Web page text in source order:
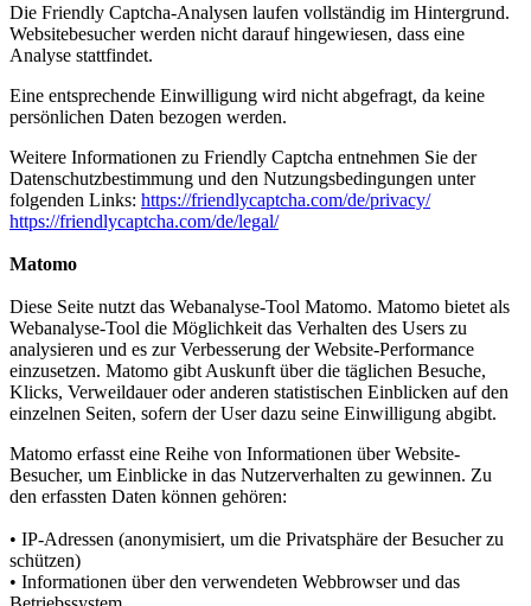
Die Friendly Captcha-Analysen laufen vollständig im Hintergrund.
Websitebesucher werden nicht darauf hingewiesen, dass eine
Analyse stattfindet.
Eine entsprechende Einwilligung wird nicht abgefragt, da keine
persönlichen Daten bezogen werden.
Weitere Informationen zu Friendly Captcha entnehmen Sie der
Datenschutzbestimmung und den Nutzungsbedingungen unter
folgenden Links: https://friendlycaptcha.com/de/privacy/
https://friendlycaptcha.com/de/legal/
Matomo
Diese Seite nutzt das Webanalyse-Tool Matomo. Matomo bietet als
Webanalyse-Tool die Möglichkeit das Verhalten des Users zu
analysieren und es zur Verbesserung der Website-Performance
einzusetzen. Matomo gibt Auskunft über die täglichen Besuche,
Klicks, Verweildauer oder anderen statistischen Einblicken auf den
einzelnen Seiten, sofern der User dazu seine Einwilligung abgibt.
Matomo erfasst eine Reihe von Informationen über Website-
Besucher, um Einblicke in das Nutzerverhalten zu gewinnen. Zu
den erfassten Daten können gehören:
• IP-Adressen (anonymisiert, um die Privatsphäre der Besucher zu
schützen)
• Informationen über den verwendeten Webbrowser und das